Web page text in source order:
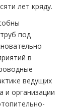
лет кряду.
под
в
ведущих
и организации